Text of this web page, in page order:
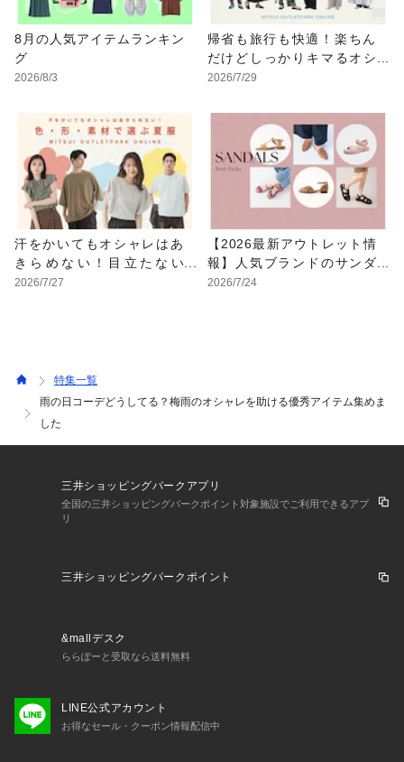
8月の人気アイテムランキン
グ
2026/8/3
帰省も旅行も快適！楽ちん
だけどしっかりキマるオシ
ャレウェア特集
2026/7/29
汗をかいてもオシャレはあ
きらめない！目立たない
色・形・素材の服をアウト
2026/7/27
【2026最新アウトレット情
報】人気ブランドのサンダ
ルが最大70%OFF！おすす
2026/7/24
特集一覧
雨の日コーデどうしてる？梅雨のオシャレを助ける優秀アイテム集めま
した
三井ショッピングパークアプリ
全国の三井ショッピングパークポイント対象施設でご利用できるアプ
リ
三井ショッピングパークポイント
&mallデスク
ららぽーと受取なら送料無料
LINE公式アカウント
お得なセール・クーポン情報配信中